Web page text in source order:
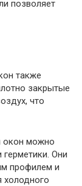
позволяет
также
закрытые
что
окон можно
герметики. Они
профилем и
холодного